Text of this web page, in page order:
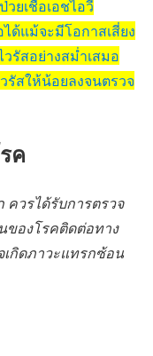
ยเชื้อเอชไอวี
ด้แม้จะมีโอกาสเสี่ยง
รัสอย่างสม่ำเสมอ
รัสให้น้อยลงจนตรวจ
ค
ควรได้รับการตรวจ
ของโรคติดต่อทาง
กิดภาวะแทรกซ้อน